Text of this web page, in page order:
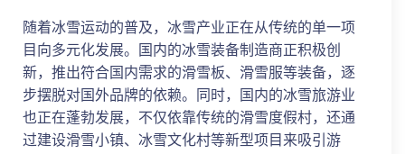
随着冰雪运动的普及，冰雪产业正在从传统的单一项
目向多元化发展。国内的冰雪装备制造商正积极创
新，推出符合国内需求的滑雪板、滑雪服等装备，逐
步摆脱对国外品牌的依赖。同时，国内的冰雪旅游业
也正在蓬勃发展，不仅依靠传统的滑雪度假村，还通
过建设滑雪小镇、冰雪文化村等新型项目来吸引游